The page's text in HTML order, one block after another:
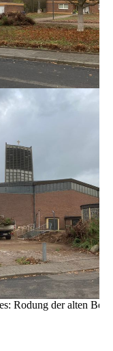
Rodung der alten